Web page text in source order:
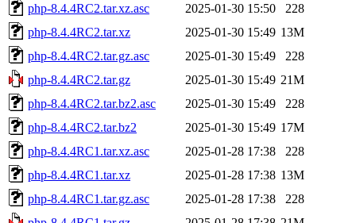
php-8.4.4RC2.tar.xz.asc
2025-01-30 15:50
228
php-8.4.4RC2.tar.xz
2025-01-30 15:49 13M
php-8.4.4RC2.tar.gz.asc
2025-01-30 15:49
228
php-8.4.4RC2.tar.gz
2025-01-30 15:49 21M
php-8.4.4RC2.tar.bz2.asc
2025-01-30 15:49
228
php-8.4.4RC2.tar.bz2
2025-01-30 15:49 17M
php-8.4.4RC1.tar.xz.asc
2025-01-28 17:38
228
php-8.4.4RC1.tar.xz
2025-01-28 17:38 13M
php-8.4.4RC1.tar.gz.asc
2025-01-28 17:38
228